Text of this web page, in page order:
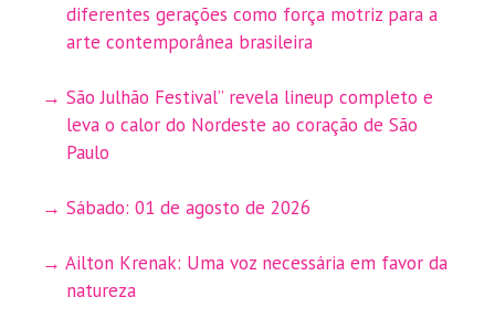
diferentes gerações como força motriz para a
arte contemporânea brasileira
São Julhão Festival” revela lineup completo e
leva o calor do Nordeste ao coração de São
Paulo
Sábado: 01 de agosto de 2026
Ailton Krenak: Uma voz necessária em favor da
natureza